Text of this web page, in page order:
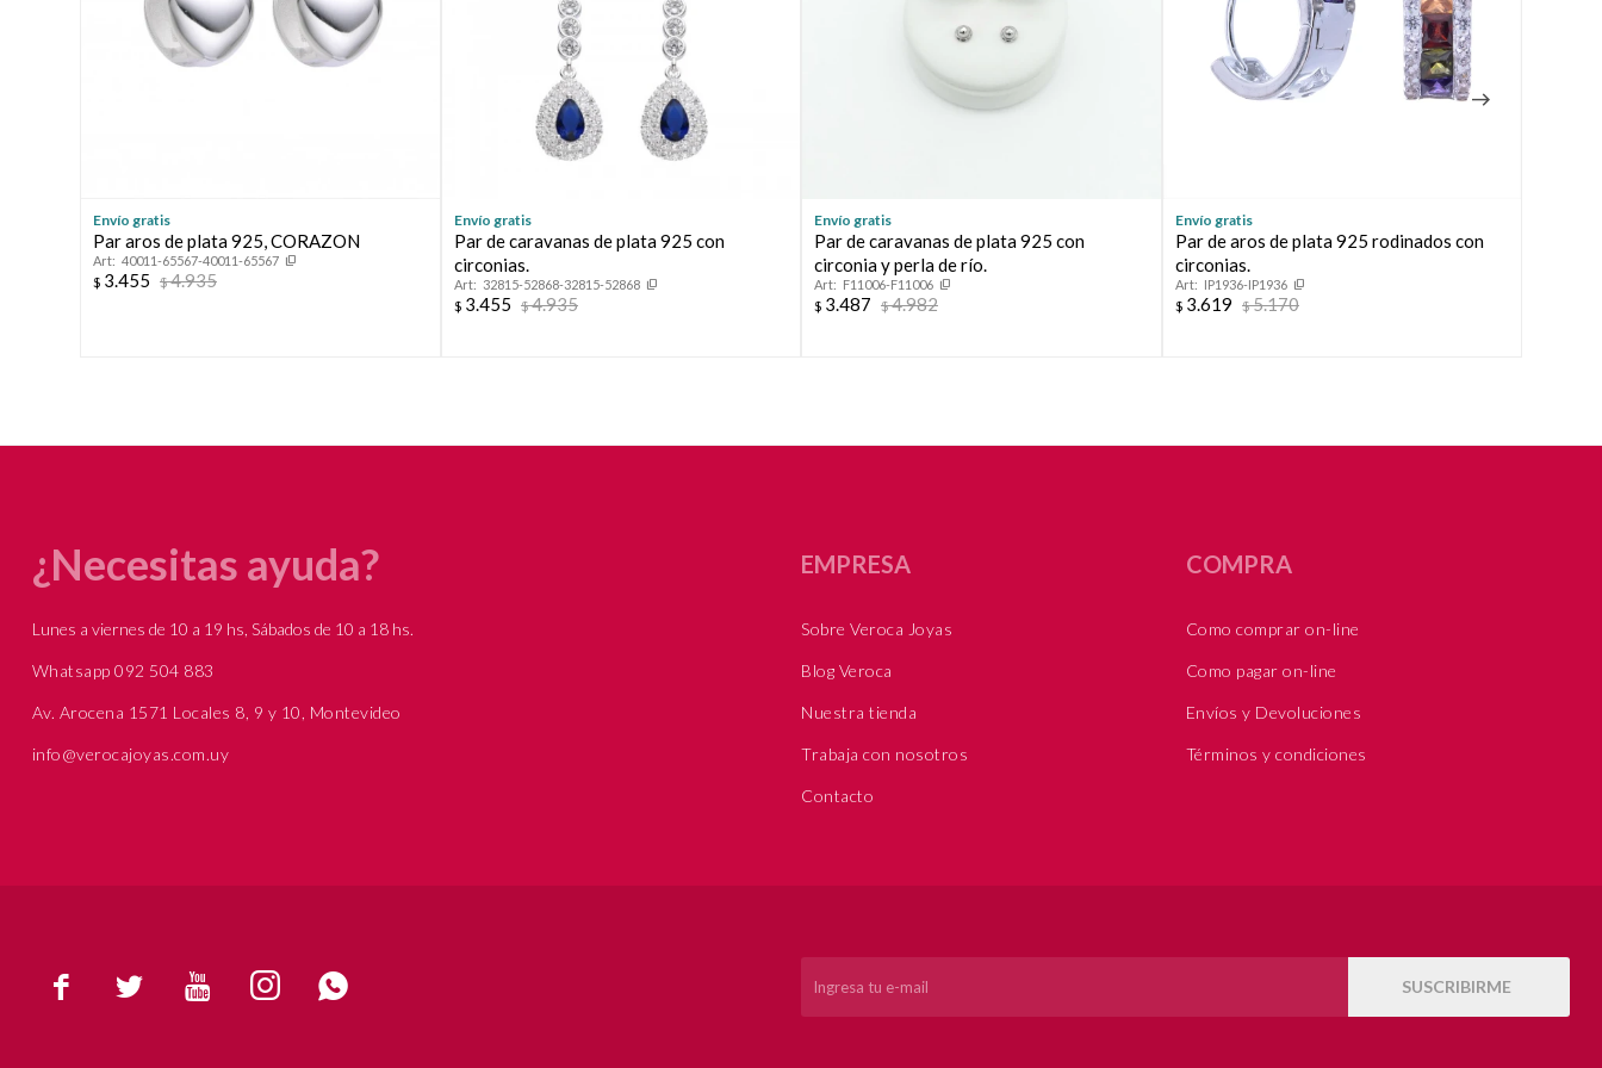
Envío gratis
Par aros de plata 925, CORAZON
40011-65567-40011-65567
$ 3.455 $4.935
Envío gratis
Par de caravanas de plata 925 con
circonias.
32815-52868-32815-52868
$ 3.455 $4.935
Envío gratis
Par de caravanas de plata 925 con
circonia y perla de río.
F11006-F11006
$ 3.487 $4.982
Envío gratis
Par de aros de plata 925 rodinados con
circonias.
IP1936-IP1936
$ 3.619 $5.170
     SUSCRIBIRME
¿Necesitas ayuda?
Lunes a viernes de 10 a 19 hs, Sábados de 10 a 18 hs.
Whatsapp 092 504 883
Av. Arocena 1571 Locales 8, 9 y 10, Montevideo
info@verocajoyas.com.uy
EMPRESA
Sobre Veroca Joyas
Blog Veroca
Nuestra tienda
Trabaja con nosotros
Contacto
COMPRA
Como comprar on-line
Como pagar on-line
Envíos y Devoluciones
Términos y condiciones